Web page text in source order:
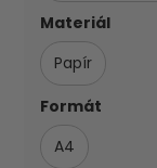
Materiál
Papír
Formát
A4